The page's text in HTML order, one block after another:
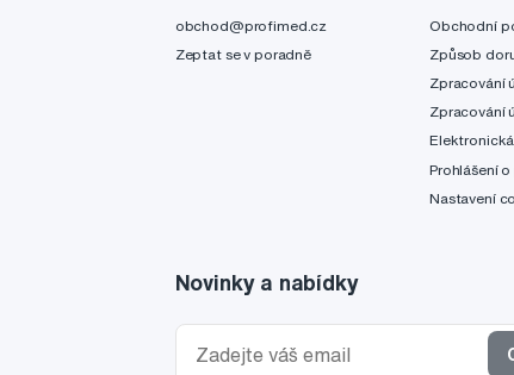
obchod@profimed.cz
Zeptat se v poradně
Obchodní
Způsob
Zpracování
Zpracování
Prohlášení
Nastavení
Novinky a nabídky